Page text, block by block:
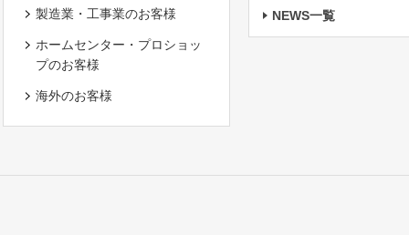
製造業・工事業のお客様
ホームセンター・プロショッ
プのお客様
海外のお客様
NEWS一覧